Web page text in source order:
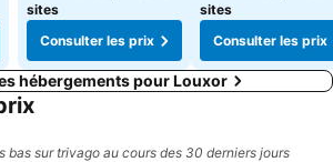
sites
Consulter les prix
sites
Consulter les prix
hébergements pour Louxor
bas sur trivago au cours des 30 derniers jours